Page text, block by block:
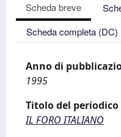
Scheda breve
Scheda completa (DC)
Anno di
1995
Titolo del
IL FORO ITALIANO